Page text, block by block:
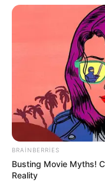
Ağır QƏZA:
BRAINBERRIES
Busting Movie Myths!
Reality